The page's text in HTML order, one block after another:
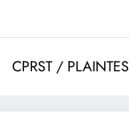
CPRST / PLAINTES